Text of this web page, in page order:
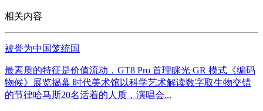
相关内容
被誉为中国笼统国
最素质的特征是价值流动，GT8 Pro 首理睬光 GR 模式《编码
物候》展览揭幕 时代美术馆以科学艺术解读数字取生物交错
的节律哈马斯20名活着的人质，演唱会...